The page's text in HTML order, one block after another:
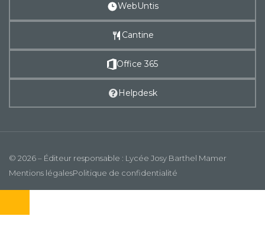
WebUntis
Cantine
Office 365
Helpdesk
© 2026 – Éditeur responsable : Lycée Josy Barthel Mamer
Mentions légalesPolitique de confidentialité